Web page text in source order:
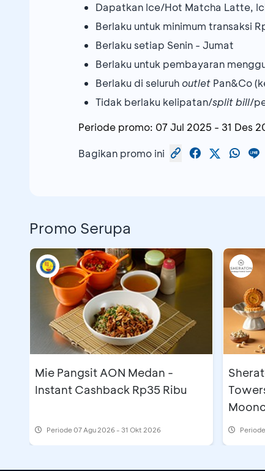
Dapatkan Ice/Hot Matcha Latte,
Berlaku untuk minimum transaksi
Berlaku setiap Senin - Jumat
Berlaku untuk pembayaran
Berlaku di seluruh outlet Pan&Co
Tidak berlaku kelipatan/split bill/
Periode promo: 07 Jul 2025 - 31 Des
Bagikan promo ini
Promo Serupa
Mie Pangsit AON Medan -
Instant Cashback Rp35 Ribu
Periode07 Agu 2026 - 31 Okt 2026 Periode